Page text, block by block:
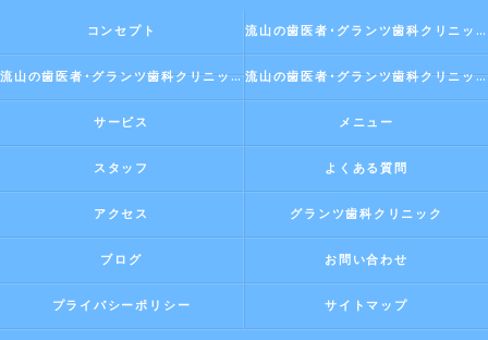
コンセプト 流山の歯医者･グランツ歯科クリニックの口コミ情報
流山の歯医者･グランツ歯科クリニックの評判 流山の歯医者･グランツ歯科クリニックのお客様の声
サービス メニュー
スタッフ よくある質問
アクセス グランツ歯科クリニック
ブログ お問い合わせ
プライバシーポリシー サイトマップ